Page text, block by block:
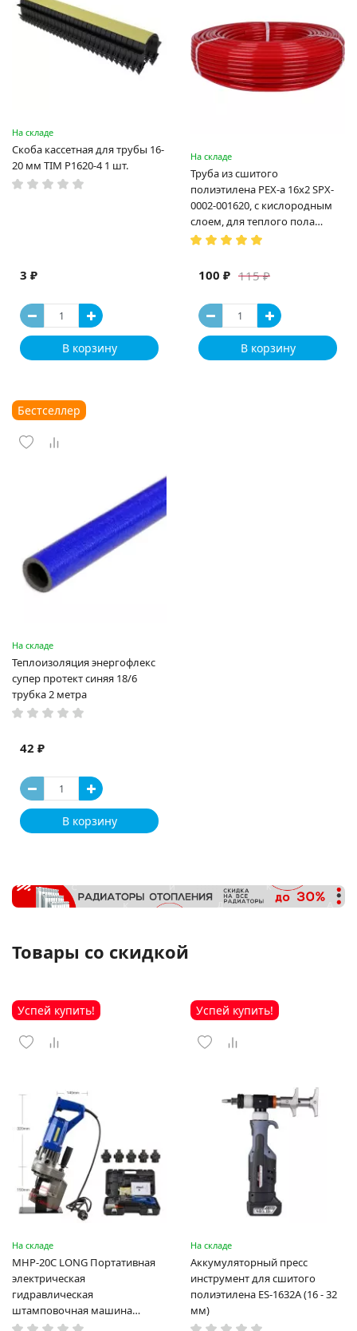
На складе
Скоба кассетная для трубы 16-
20 мм TIM P1620-4 1 шт.
3 ₽
В корзину
На складе
Труба из сшитого
полиэтилена PEX-a 16х2 SPX-
0002-001620, с кислородным
слоем, для теплого пола
(Испания)
115 ₽
100 ₽
В корзину
Бестселлер
На складе
Теплоизоляция энергофлекс
супер протект синяя 18/6
трубка 2 метра
42 ₽
В корзину
Товары со скидкой
Успей купить!
На складе
MHP-20C LONG Портативная
электрическая
гидравлическая
штамповочная машина
высокая мощность и мощный
Успей купить!
На складе
Аккумуляторный пресс
инструмент для сшитого
полиэтилена ES-1632A (16 - 32
мм)